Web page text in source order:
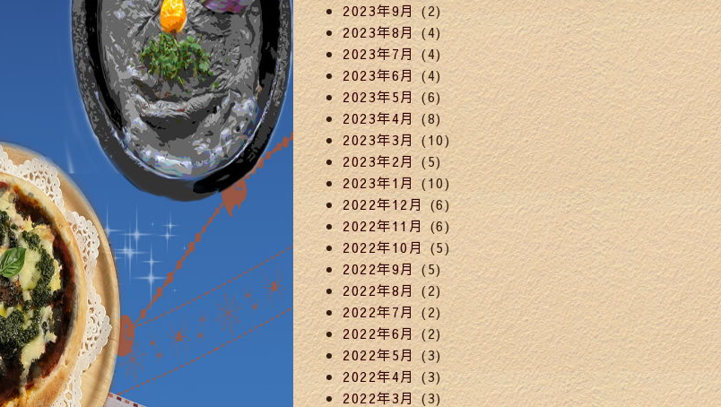
2023年9月(2)
2023年8月(4)
2023年7月 (4)
2023年6月(4)
2023年5月(6)
2023年4月 (8)
2023年3月 (10)
2023年2月(5)
2023年1月 (10)
2022年12月 (6)
2022年11月 (6)
2022年10月(5)
2022年9月 (5)
2022年8月 (2)
2022年7月 (2)
2022年6月(2)
2022年5月 (3)
2022年4月(3)
2022年3月(3)